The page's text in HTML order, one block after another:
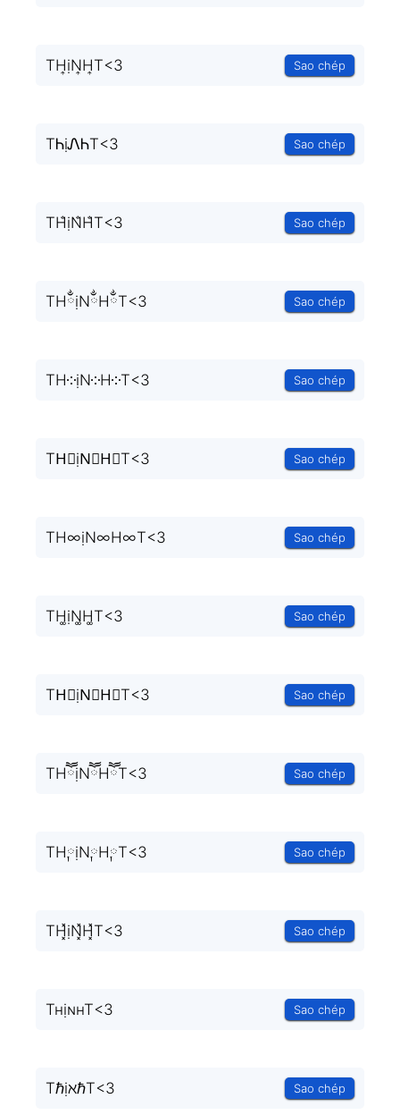
TH͎ịN͎H͎T<3 Sao chép
TᏂịᏁᏂT<3 Sao chép
TH̐ịN̐H̐T<3 Sao chép
THྂịNྂHྂT<3 Sao chép
TH༶ịN༶H༶T<3 Sao chép
TH⃒ịN⃒H⃒T<3 Sao chép
TH∞ịN∞H∞T<3 Sao chép
TH͚ịN͚H͚T<3 Sao chép
TH⃒ịN⃒H⃒T<3 Sao chép
THཽịNཽHཽT<3 Sao chép
TH༙ịN༙H༙T<3 Sao chép
TH͓̽ịN͓̽H͓̽T<3 Sao chép
TʜịɴʜT<3 Sao chép
TℏịℵℏT<3 Sao chép